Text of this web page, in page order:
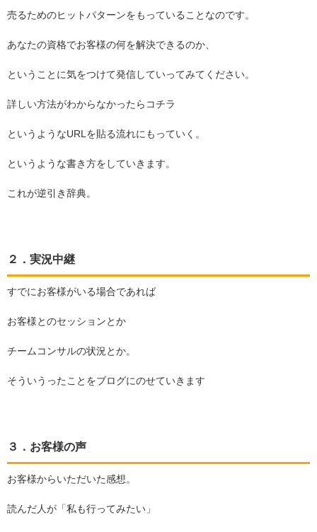
売るためのヒットパターンをもっていることなのです。
あなたの資格でお客様の何を解決できるのか、
ということに気をつけて発信していってみてください。
詳しい方法がわからなかったらコチラ
というようなURLを貼る流れにもっていく。
というような書き方をしていきます。
これが逆引き辞典。
２．実況中継
すでにお客様がいる場合であれば
お客様とのセッションとか
チームコンサルの状況とか。
そういうったことをブログにのせていきます
３．お客様の声
お客様からいただいた感想。
読んだ人が「私も行ってみたい」